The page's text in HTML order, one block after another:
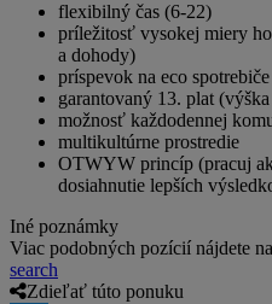
flexibilný čas (6-22)
príležitosť vysokej miery
a dohody)
príspevok na eco
garantovaný 13. plat
možnosť každodennej
multikultúrne prostredie
OTWYW princíp (pracuj
dosiahnutie lepších
Iné poznámky
Viac podobných pozícií nájdete na
search
Zdieľať túto ponuku